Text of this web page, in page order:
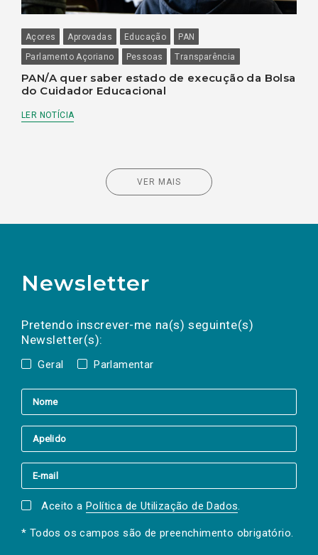
Açores Aprovadas Educação
PAN
Parlamento Açoriano
Pessoas Transparência
PAN/A quer saber estado de execução da Bolsa
do Cuidador Educacional
LER NOTÍCIA
VER MAIS
Newsletter
Pretendo inscrever-me na(s) seguinte(s)
Newsletter(s):
Geral Parlamentar
a(s) newsletter(s).
mail
Aceito a Política de Utilização de Dados.
* Todos os campos são de preenchimento obrigatório.